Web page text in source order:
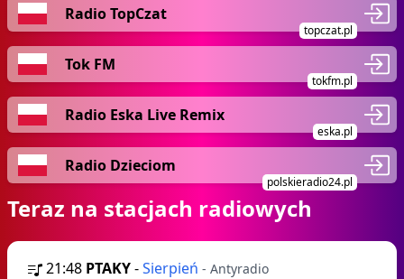
Radio TopCzat
topczat.pl
Tok FM
tokfm.pl
Radio Eska Live Remix
eska.pl
Radio Dzieciom
polskieradio24.pl
Teraz na stacjach radiowych
21:48 PTAKY-Sierpień - Antyradio